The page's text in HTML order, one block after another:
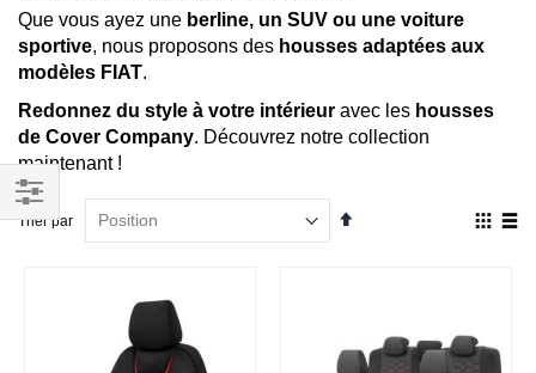
Que vous ayez une berline, un SUV ou une voiture
sportive, nous proposons des housses adaptées aux
modèles FIAT.
Redonnez du style à votre intérieur avec les housses
de Cover Company. Découvrez notre collection
maintenant !
Trier par
Par
Filtrer